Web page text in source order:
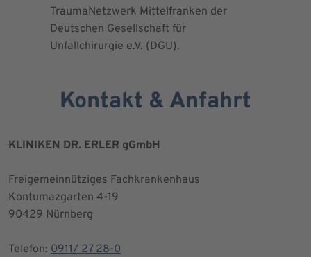
TraumaNetzwerk Mittelfranken der
Deutschen Gesellschaft für
Unfallchirurgie e.V. (DGU).
Kontakt & Anfahrt
KLINIKEN DR. ERLER gGmbH
Freigemeinnütziges Fachkrankenhaus
Kontumazgarten 4-19
90429 Nürnberg
Telefon: 0911/ 27 28-0